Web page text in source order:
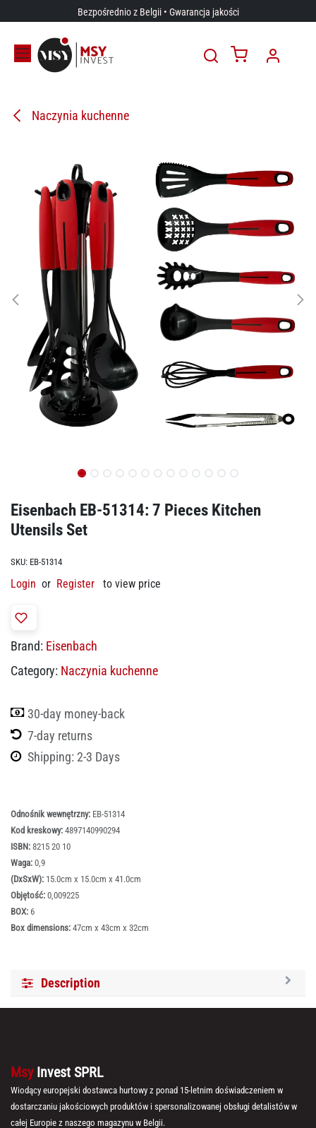
Przejdź do zawartościBezpośrednio z Belgii • Gwarancja jakości
Naczynia kuchenne
Eisenbach EB-51314: 7 Pieces Kitchen
Utensils Set
SKU: EB-51314
Login or Register to view price
Brand: Eisenbach
Category: Naczynia kuchenne
30-day money-back
7-day returns
Shipping: 2-3 Days
Odnośnik wewnętrzny: EB-51314
Kod kreskowy: 4897140990294
ISBN: 8215 20 10
Waga: 0,9
(DxSxW): 15.0cm x 15.0cm x 41.0cm
Objętość: 0,009225
BOX: 6
Box dimensions: 47cm x 43cm x 32cm
Description
Msy Invest SPRL
Wiodący europejski dostawca hurtowy z ponad 15-letnim doświadczeniem w
dostarczaniu jakościowych produktów i spersonalizowanej obsługi detalistów w
całej Europie z naszego magazynu w Belgii.